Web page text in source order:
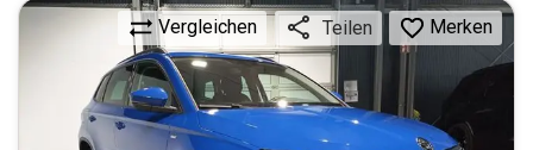
Vergleichen Teilen Merken